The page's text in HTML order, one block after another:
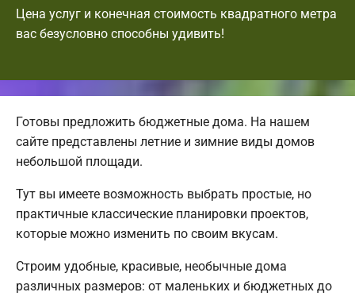
Цена услуг и конечная стоимость квадратного метра
вас безусловно способны удивить!
Готовы предложить бюджетные дома. На нашем
сайте представлены летние и зимние виды домов
небольшой площади.
Тут вы имеете возможность выбрать простые, но
практичные классические планировки проектов,
которые можно изменить по своим вкусам.
Строим удобные, красивые, необычные дома
различных размеров: от маленьких и бюджетных до